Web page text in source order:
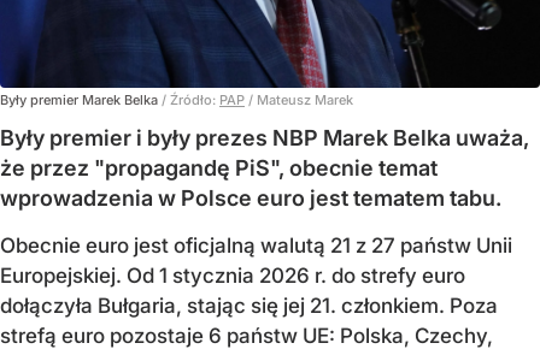
Były premier Marek Belka / Źródło: PAP / Mateusz Marek
Były premier i były prezes NBP Marek Belka uważa,
że przez "propagandę PiS", obecnie temat
wprowadzenia w Polsce euro jest tematem tabu.
Obecnie euro jest oficjalną walutą 21 z 27 państw Unii
Europejskiej. Od 1 stycznia 2026 r. do strefy euro
dołączyła Bułgaria, stając się jej 21. członkiem. Poza
strefą euro pozostaje 6 państw UE: Polska, Czechy,